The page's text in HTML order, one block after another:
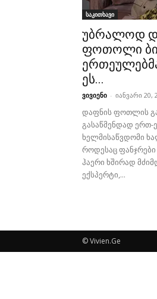
საკითხავი
უბრალოდ
ფოთოლი
ეს...
ვივიენი - იანვარი 20,
დაფნის ფოთლის
გასაწმენდად
ხელმისაწვდომი
როდესაც
ჰაერი ხშირად
ექსპერტი,...
© Vivien.Ge